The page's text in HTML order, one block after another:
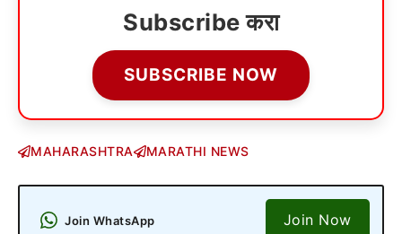
Subscribe करा
SUBSCRIBE NOW
MAHARASHTRA MARATHI NEWS
Join WhatsApp Join Now